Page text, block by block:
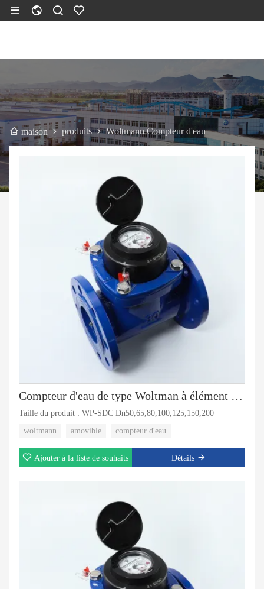
maison produits Woltmann Compteur d'eau
Compteur d'eau de type Woltman à élément amovible
Taille du produit : WP-SDC Dn50,65,80,100,125,150,200
woltmann
amovible compteur d'eau
Ajouter à la liste de souhaits Détails